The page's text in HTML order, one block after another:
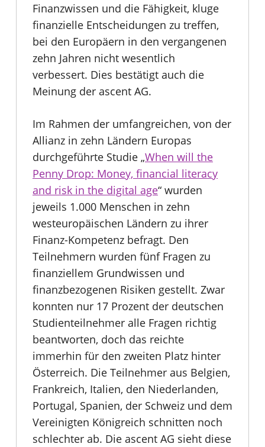
Finanzwissen und die Fähigkeit, kluge
finanzielle Entscheidungen zu treffen,
bei den Europäern in den vergangenen
zehn Jahren nicht wesentlich
verbessert. Dies bestätigt auch die
Meinung der ascent AG.
Im Rahmen der umfangreichen, von der
Allianz in zehn Ländern Europas
durchgeführte Studie „When will the
Penny Drop: Money, financial literacy
and risk in the digital age“ wurden
jeweils 1.000 Menschen in zehn
westeuropäischen Ländern zu ihrer
Finanz-Kompetenz befragt. Den
Teilnehmern wurden fünf Fragen zu
finanziellem Grundwissen und
finanzbezogenen Risiken gestellt. Zwar
konnten nur 17 Prozent der deutschen
Studienteilnehmer alle Fragen richtig
beantworten, doch das reichte
immerhin für den zweiten Platz hinter
Österreich. Die Teilnehmer aus Belgien,
Frankreich, Italien, den Niederlanden,
Portugal, Spanien, der Schweiz und dem
Vereinigten Königreich schnitten noch
schlechter ab. Die ascent AG sieht diese